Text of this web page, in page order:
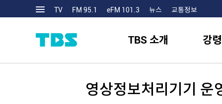
TV FM 95.1 eFM 101.3 뉴스 교통정보
TBS 소개 강
영상정보처리기기 운